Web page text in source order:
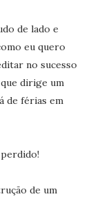
de lado e
eu quero
no sucesso
dirige um
de férias em
de um